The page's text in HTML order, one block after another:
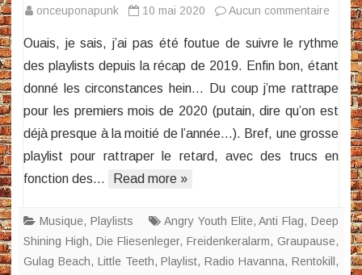
onceuponapunk 10 mai 2020 Aucun commentaire
2020
–
Part
1
Ouais, je sais, j’ai pas été foutue de suivre le rythme
des playlists depuis la récap de 2019. Enfin bon, étant
donné les circonstances hein… Du coup j’me rattrape
pour les premiers mois de 2020 (putain, dire qu’on est
déjà presque à la moitié de l’année…). Bref, une grosse
playlist pour rattraper le retard, avec des trucs en
fonction des…
Read more »
Musique, Playlists Angry Youth Elite,Anti Flag,Deep
Shining High, Die Fliesenleger, Freidenkeralarm, Graupause,
Gulag Beach, Little Teeth,Playlist,Radio Havanna,Rentokill ,